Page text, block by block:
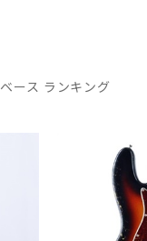
ベース ランキング